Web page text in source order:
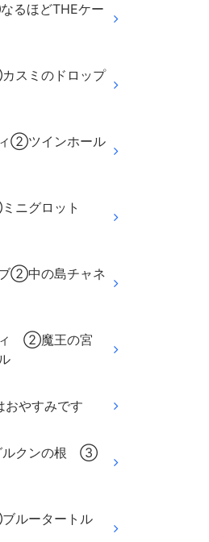
ほどTHEケー
スミのドロップ
②ツインホール
ニグロット
②中の島チャネ
ィ ②魔王の宮
おやすみです
クンの根 ③
ータートル